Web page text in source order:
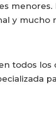
y mucho
todos